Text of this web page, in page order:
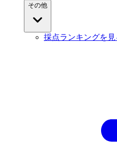
その他
採点ランキングを見